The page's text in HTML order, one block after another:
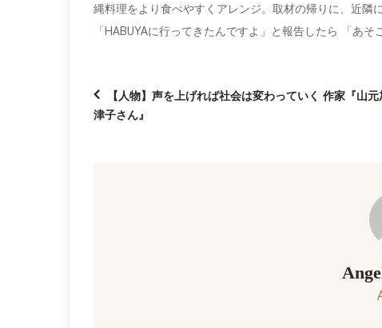
縄料理をより食べやすくアレンジ。取材の帰りに、近隣
「HABUYAに行ってきたんですよ」と報告したら 「あ
投【人物】声を上げれば社会は変わっていく 作家『山元
津子さん』